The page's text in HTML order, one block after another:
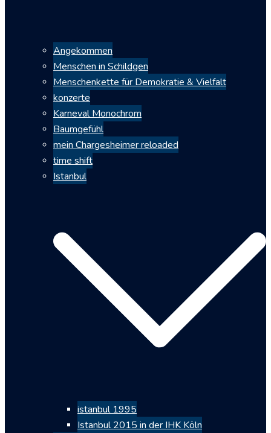
Angekommen
Menschen in Schildgen
Menschenkette für Demokratie & Vielfalt
konzerte
Karneval Monochrom
Baumgefühl
mein Chargesheimer reloaded
time shift
Istanbul
istanbul 1995
Istanbul 2015 in der IHK Köln